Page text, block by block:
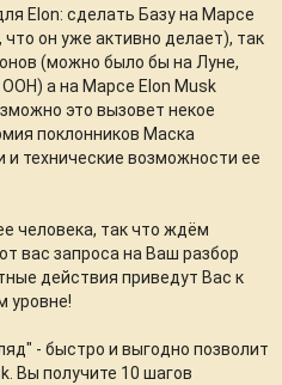
Elon: сделать Базу на Марсе
он уже активно делает), так
(можно было бы на Луне,
а на Марсе Elon Musk
это вызовет некое
поклонников Маска
технические возможности ее
человека, так что ждём
вас запроса на Ваш разбор
действия приведут Вас к
уровне!
- быстро и выгодно позволит
Вы получите 10 шагов